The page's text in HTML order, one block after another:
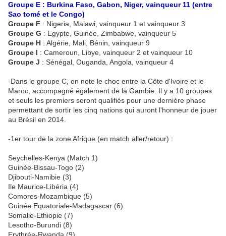
Groupe E : Burkina Faso, Gabon, Niger, vainqueur 11 (entre
Sao tomé et le Congo)
Groupe F : Nigeria, Malawi, vainqueur 1 et vainqueur 3
Groupe G : Egypte, Guinée, Zimbabwe, vainqueur 5
Groupe H : Algérie, Mali, Bénin, vainqueur 9
Groupe I : Cameroun, Libye, vainqueur 2 et vainqueur 10
Groupe J : Sénégal, Ouganda, Angola, vainqueur 4
-Dans le groupe C, on note le choc entre la Côte d'Ivoire et le
Maroc, accompagné également de la Gambie. Il y a 10 groupes
et seuls les premiers seront qualifiés pour une dernière phase
permettant de sortir les cinq nations qui auront l'honneur de jouer
au Brésil en 2014.
-1er tour de la zone Afrique (en match aller/retour) :
Seychelles-Kenya (Match 1)
Guinée-Bissau-Togo (2)
Djibouti-Namibie (3)
Ile Maurice-Libéria (4)
Comores-Mozambique (5)
Guinée Equatoriale-Madagascar (6)
Somalie-Ethiopie (7)
Lesotho-Burundi (8)